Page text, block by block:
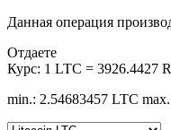
Данная операция
Отдаете
Курс: 1 LTC = 3926.4427
min.: 2.54683457 LTC